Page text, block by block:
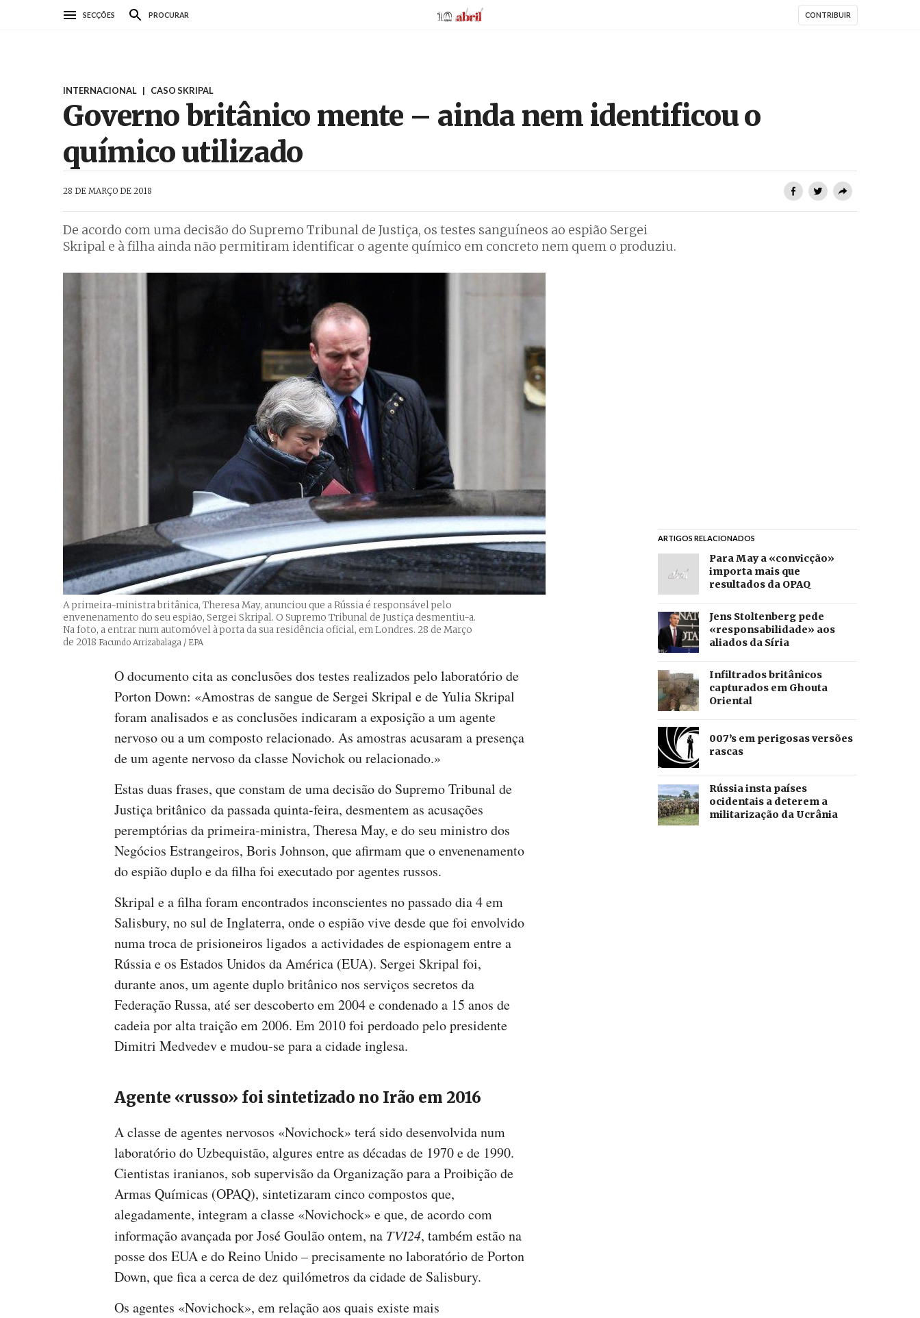
SECÇÕES PROCURAR AbrilAbril CONTRIBUIR
INTERNACIONAL | CASO SKRIPAL
Governo britânico mente – ainda nem identificou o
químico utilizado
28 DE MARÇO DE 2018
De acordo com uma decisão do Supremo Tribunal de Justiça, os testes sanguíneos ao espião Sergei
Skripal e à filha ainda não permitiram identificar o agente químico em concreto nem quem o produziu.
A primeira-ministra britânica, Theresa May, anunciou que a Rússia é responsável pelo
envenenamento do seu espião, Sergei Skripal. O Supremo Tribunal de Justiça desmentiu-a.
Na foto, a entrar num automóvel à porta da sua residência oficial, em Londres. 28 de Março
de 2018 Créditos
Facundo Arrizabalaga / EPA
O documento cita as conclusões dos testes realizados pelo laboratório de
Porton Down: «Amostras de sangue de Sergei Skripal e de Yulia Skripal
foram analisados e as conclusões indicaram a exposição a um agente
nervoso ou a um composto relacionado. As amostras acusaram a presença
de um agente nervoso da classe Novichok ou relacionado.»
Estas duas frases, que constam de uma decisão do Supremo Tribunal de
Justiça britânico da passada quinta-feira, desmentem as acusações
peremptórias da primeira-ministra, Theresa May, e do seu ministro dos
Negócios Estrangeiros, Boris Johnson, que afirmam que o envenenamento
do espião duplo e da filha foi executado por agentes russos.
Skripal e a filha foram encontrados inconscientes no passado dia 4 em
Salisbury, no sul de Inglaterra, onde o espião vive desde que foi envolvido
numa troca de prisioneiros ligados a actividades de espionagem entre a
Rússia e os Estados Unidos da América (EUA). Sergei Skripal foi,
durante anos, um agente duplo britânico nos serviços secretos da
Federação Russa, até ser descoberto em 2004 e condenado a 15 anos de
cadeia por alta traição em 2006. Em 2010 foi perdoado pelo presidente
Dimitri Medvedev e mudou-se para a cidade inglesa.
Agente «russo» foi sintetizado no Irão em 2016
A classe de agentes nervosos «Novichock» terá sido desenvolvida num
laboratório do Uzbequistão, algures entre as décadas de 1970 e de 1990.
Cientistas iranianos, sob supervisão da Organização para a Proibição de
Armas Químicas (OPAQ), sintetizaram cinco compostos que,
alegadamente, integram a classe «Novichock» e que, de acordo com
informação avançada por José Goulão ontem, na TVI24, também estão na
posse dos EUA e do Reino Unido – precisamente no laboratório de Porton
Down, que fica a cerca de dez quilómetros da cidade de Salisbury.
Os agentes «Novichock», em relação aos quais existe mais
ARTIGOS RELACIONADOS
Para May a «convicção»
importa mais que
resultados da OPAQ
Jens Stoltenberg pede
«responsabilidade» aos
aliados da Síria
Infiltrados britânicos
capturados em Ghouta
Oriental
007’s em perigosas versões
rascas
Rússia insta países
ocidentais a deterem a
militarização da Ucrânia